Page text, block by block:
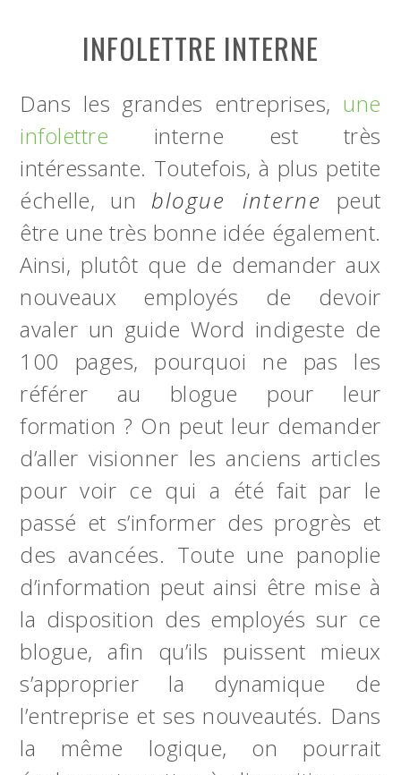
INFOLETTRE INTERNE
Dans les grandes entreprises, une
infolettre interne est très
intéressante. Toutefois, à plus petite
échelle, un blogue interne peut
être une très bonne idée également.
Ainsi, plutôt que de demander aux
nouveaux employés de devoir
avaler un guide Word indigeste de
100 pages, pourquoi ne pas les
référer au blogue pour leur
formation ? On peut leur demander
d’aller visionner les anciens articles
pour voir ce qui a été fait par le
passé et s’informer des progrès et
des avancées. Toute une panoplie
d’information peut ainsi être mise à
la disposition des employés sur ce
blogue, afin qu’ils puissent mieux
s’approprier la dynamique de
l’entreprise et ses nouveautés. Dans
la même logique, on pourrait